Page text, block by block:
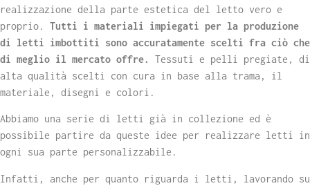
realizzazione della parte estetica del letto vero e
proprio. Tutti i materiali impiegati per la produzione
di letti imbottiti sono accuratamente scelti fra ciò che
di meglio il mercato offre.
Tessuti e pelli pregiate, di
alta qualità scelti con cura in base alla trama, il
materiale, disegni e colori.
Abbiamo una serie di letti già in collezione ed è
possibile partire da queste idee per realizzare letti in
ogni sua parte personalizzabile.
Infatti, anche per quanto riguarda i letti, lavorando su